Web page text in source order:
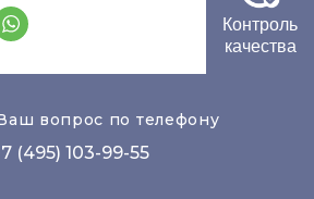
вопрос по телефону
(495) 103-99-55
Контроль
качества